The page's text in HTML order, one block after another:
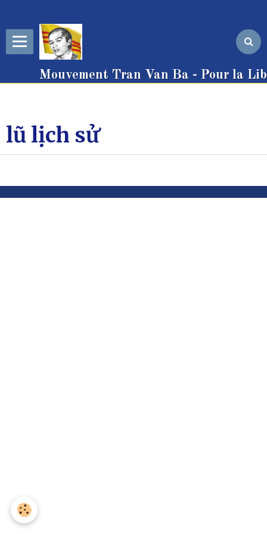
Mouvement Tran Van Ba - Pour la
lũ lịch sử